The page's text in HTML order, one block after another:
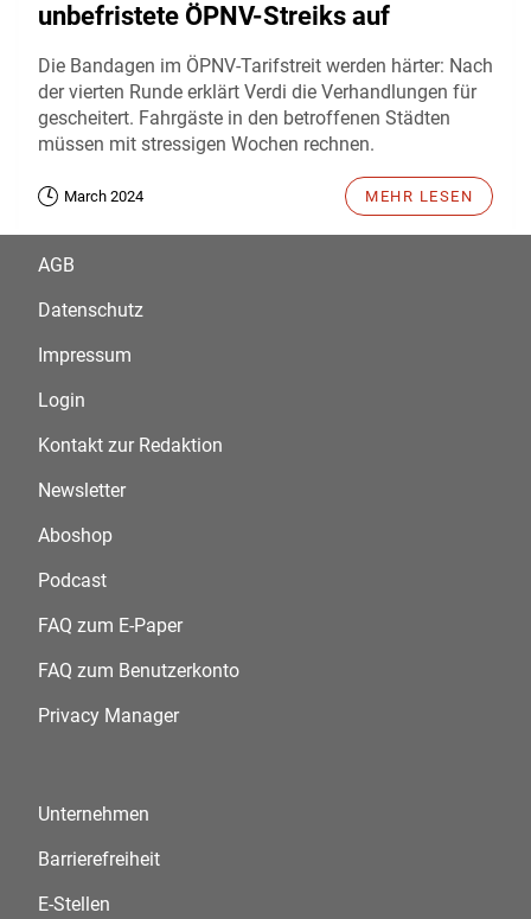
unbefristete ÖPNV-Streiks auf
Die Bandagen im ÖPNV-Tarifstreit werden härter: Nach
der vierten Runde erklärt Verdi die Verhandlungen für
gescheitert. Fahrgäste in den betroffenen Städten
müssen mit stressigen Wochen rechnen.
March 2024 MEHR LESEN
AGB
Datenschutz
Impressum
Login
Kontakt zur Redaktion
Newsletter
Aboshop
Podcast
FAQ zum E-Paper
FAQ zum Benutzerkonto
Privacy Manager
Unternehmen
Barrierefreiheit
E-Stellen